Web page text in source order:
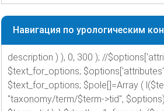
Навигация по урологическим
description ) ), 0, 300 ); //
$text_for_options;
$text_for_options; $pole[]=Array (
"taxonomy/term/$term->tid",